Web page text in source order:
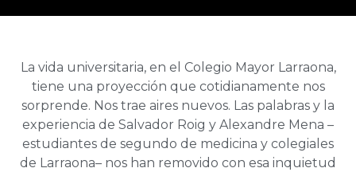
La vida universitaria, en el Colegio Mayor Larraona,
tiene una proyección que cotidianamente nos
sorprende. Nos trae aires nuevos. Las palabras y la
experiencia de Salvador Roig y Alexandre Mena –
estudiantes de segundo de medicina y colegiales
de Larraona– nos han removido con esa inquietud